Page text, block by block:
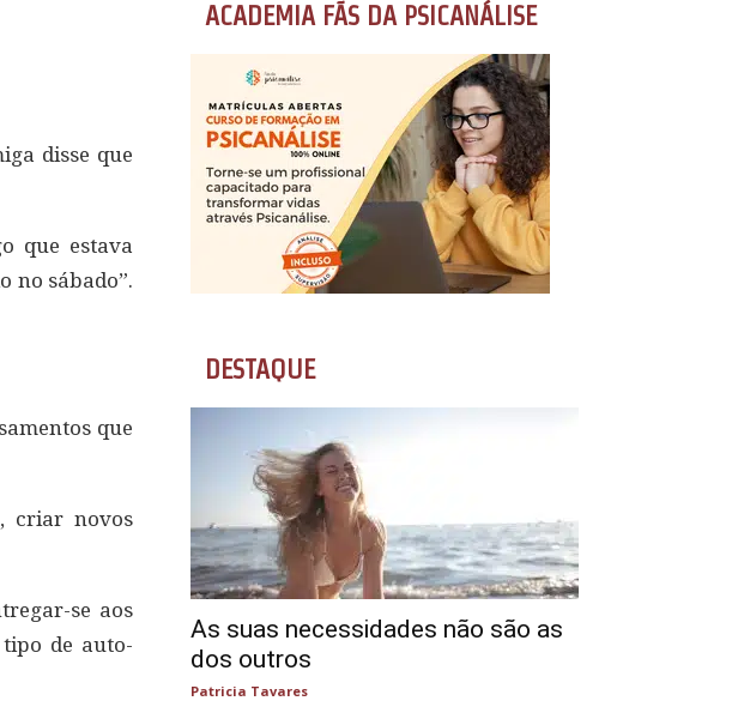
disse que
que estava
no sábado”.
que
criar novos
se aos
de auto-
ACADEMIA FÃS DA PSICANÁLISE
DESTAQUE
As suas necessidades não são as
dos outros
Patricia Tavares